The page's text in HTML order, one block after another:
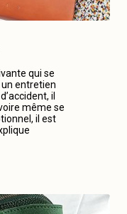
qui se
entretien
il
même se
il est